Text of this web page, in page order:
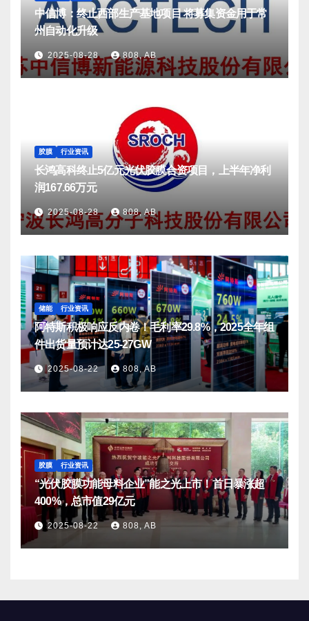
中信博：终止西部生产基地项目 将募集资金用于常
州自动化升级
2025-08-28 808, AB
胶膜 行业资讯
长鸿高科终止5亿元光伏胶膜合资项目，上半年净利
润167.66万元
2025-08-28 808, AB
储能 行业资讯
阿特斯积极响应反内卷！毛利率29.8%，2025全年组
件出货量预计达25-27GW
2025-08-22 808, AB
胶膜 行业资讯
“光伏胶膜功能母料企业”能之光上市！首日暴涨超
400%，总市值29亿元
2025-08-22 808, AB